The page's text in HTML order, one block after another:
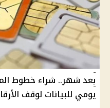
بعد شهر.. شراء خطوط
يومي للبيانات لوقف